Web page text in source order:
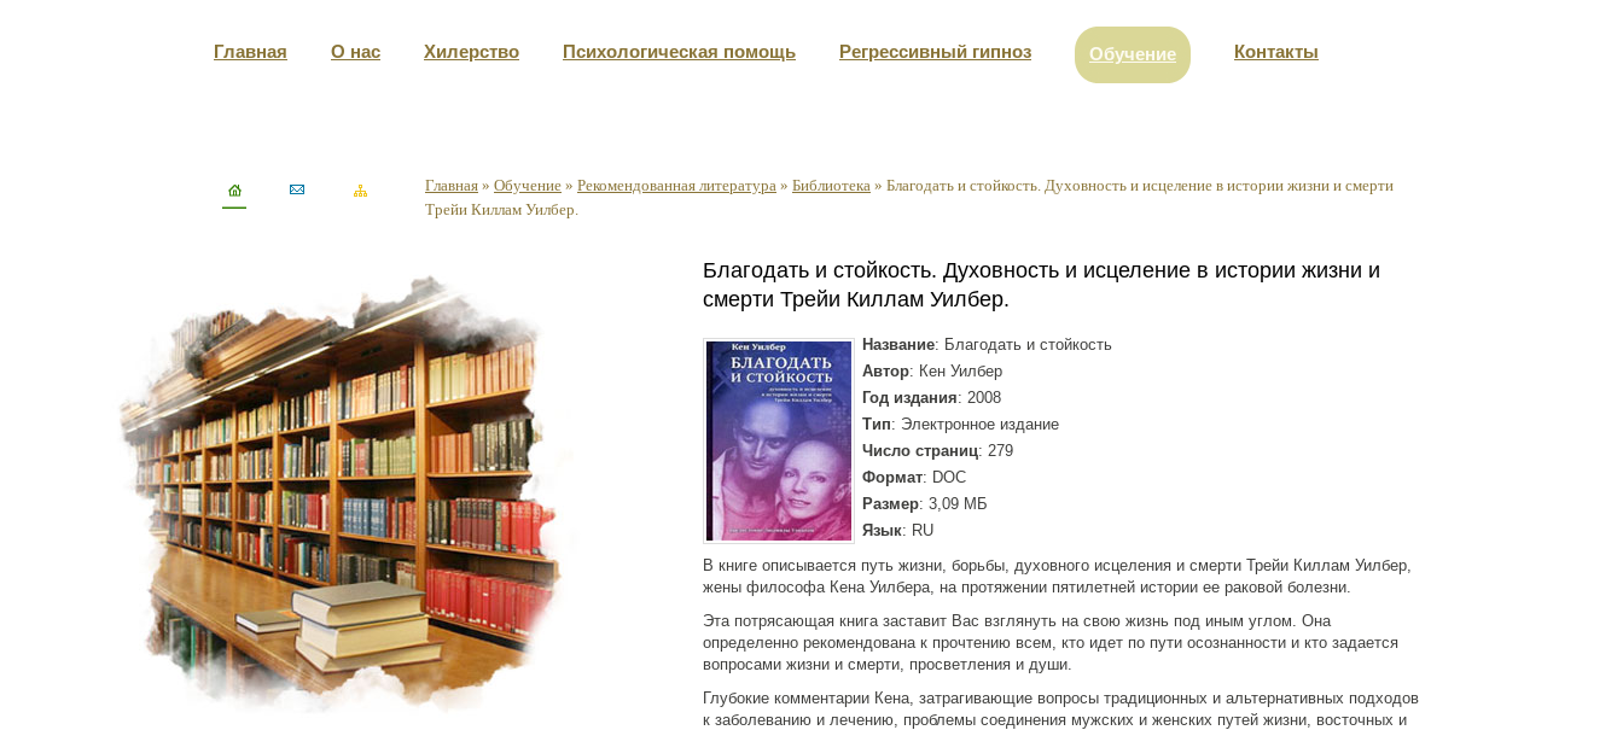
Главная О нас Хилерство Психологическая помощь Регрессивный гипноз Обучение Контакты
Главная » Обучение » Рекомендованная литература » Библиотека » Благодать и стойкость. Духовность и исцеление в истории жизни и смерти
Трейи Киллам Уилбер.
Благодать и стойкость. Духовность и исцеление в истории жизни и
смерти Трейи Киллам Уилбер.
Название: Благодать и стойкость
Автор: Кен Уилбер
Год издания: 2008
Тип: Электронное издание
Число страниц: 279
Формат: DOC
Размер: 3,09 МБ
Язык: RU
В книге описывается путь жизни, борьбы, духовного исцеления и смерти Трейи Киллам Уилбер,
жены философа Кена Уилбера, на протяжении пятилетней истории ее раковой болезни.
Эта потрясающая книга заставит Вас взглянуть на свою жизнь под иным углом. Она
определенно рекомендована к прочтению всем, кто идет по пути осознанности и кто задается
вопросами жизни и смерти, просветления и души.
Глубокие комментарии Кена, затрагивающие вопросы традиционных и альтернативных подходов
к заболеванию и лечению, проблемы соединения мужских и женских путей жизни, восточных и